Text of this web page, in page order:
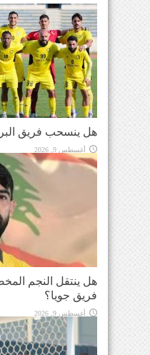
هل ينسحب فريق
أغسطس 9, 2026
هل ينتقل النجم
فريق جويا؟
أغسطس 9, 2026